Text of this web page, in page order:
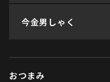
今金男しゃく
おつまみ